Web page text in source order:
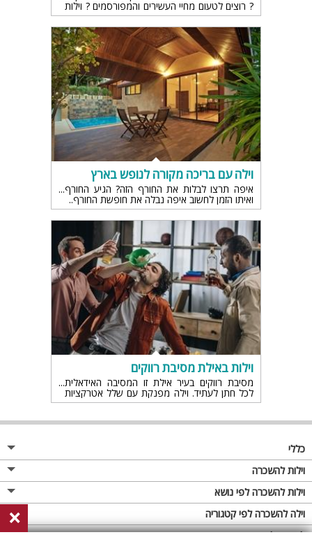
? רוצים לטעום מחיי העשירים והמפורסמים ? וילות
בקיסריה לנופש מציעות לכם להיות חלק מעולם
הזוהר והיוקרה ולחוות את חווית חייכם
וילה עם בריכה מקורה לנופש בארץ
איפה תרצו לבלות את החורף הזה? הגיע החורף
ואיתו הזמן לחשוב איפה נבלה את חופשת החורף..
וילות באילת מסיבת רווקים
מסיבת רווקים בעיר אילת זו המסיבה האידאלית
לכל חתן לעתיד. וילה מפנקת עם שלל אטרקציות
וים של פעילויות, מסיבות ומקומות בילוי.
כללי
מגזין
פרסום באתר
תקנון
מדיניות פרטיות
וילות להשכרה
וילות בצפון
וילות במרכז
וילות בדרום
וילות להשכרה לפי נושא
וילה לזוגות
וילות למשפחות
וילה להשכרה לפי קטגוריה
וילות עם בריכה
לופטים להשכרה
×